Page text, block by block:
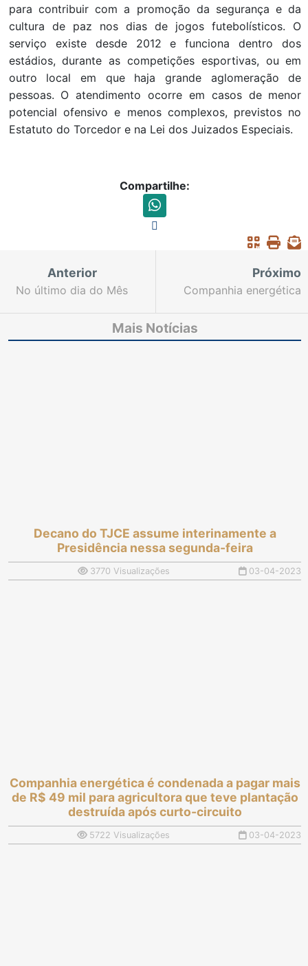
para contribuir com a promoção da segurança e da
cultura de paz nos dias de jogos futebolísticos. O
serviço existe desde 2012 e funciona dentro dos
estádios, durante as competições esportivas, ou em
outro local em que haja grande aglomeração de
pessoas. O atendimento ocorre em casos de menor
potencial ofensivo e menos complexos, previstos no
Estatuto do Torcedor e na Lei dos Juizados Especiais.
Compartilhe:
Anterior
No último dia do Mês
encerrada em
Próximo
Companhia energética
mais de R$ 49 mil para
agricultora que teve
Mais Notícias
Decano do TJCE assume interinamente a
Presidência nessa segunda-feira
3770 Visualizações 03-04-2023
Companhia energética é condenada a pagar mais
de R$ 49 mil para agricultora que teve plantação
destruída após curto-circuito
5722 Visualizações 03-04-2023